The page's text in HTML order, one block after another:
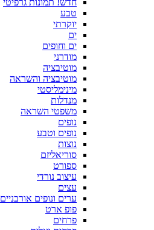
טבע
יוקרתי
ים
ים וחופים
מודרני
מוטיבציה
מוטיבציה והשראה
מינימליסטי
מנדלות
משפטי השראה
נופים
נופים וטבע
נוצות
סוריאליזם
ספורט
עיצוב נורדי
עצים
ערים ונופים אורבניים
פופ ארט
פרחים